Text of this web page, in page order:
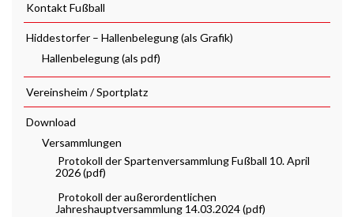
Kontakt Fußball
Hiddestorfer – Hallenbelegung (als Grafik)
Hallenbelegung (als pdf)
Vereinsheim / Sportplatz
Download
Versammlungen
Protokoll der Spartenversammlung Fußball 10. April
2026 (pdf)
Protokoll der außerordentlichen
Jahreshauptversammlung 14.03.2024 (pdf)